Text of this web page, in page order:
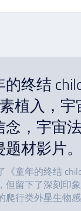
终结
植入，宇
，宇宙
材影片。
童年的终结
但留下了深刻印
爬行类外星生物感